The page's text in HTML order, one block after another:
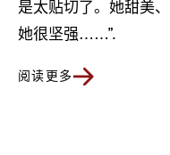
是太贴切了。她甜美
她很坚强……”.
阅读更多